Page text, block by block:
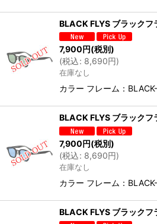
BLACK FLYS ブラック
7,900円(税別)
(税込: 8,690円)
在庫なし
カラー フレーム：
BLACK FLYS ブラック
7,900円(税別)
(税込: 8,690円)
在庫なし
カラー フレーム：
BLACK FLYS ブラック